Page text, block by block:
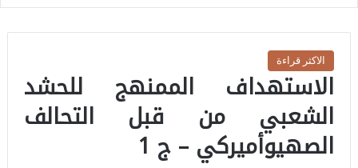
الاكثر قراءة
الاستهداف الممنهج للحشد
الشعبي من قبل التحالف
الصهيوأميركي – ج 1